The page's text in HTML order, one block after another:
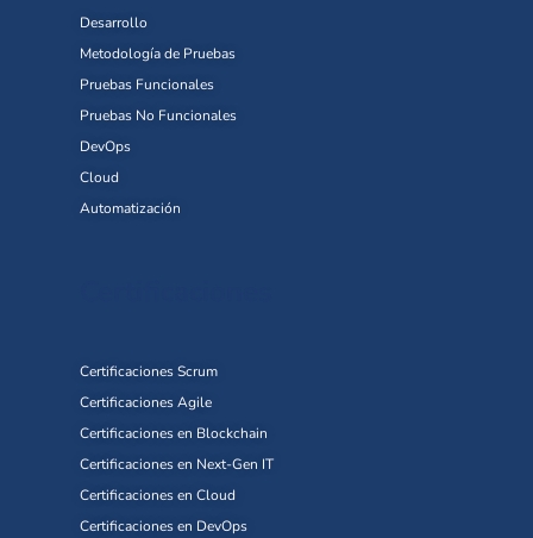
Desarrollo
Metodología de Pruebas
Pruebas Funcionales
Pruebas No Funcionales
DevOps
Cloud
Automatización
Certificaciones Scrum
Certificaciones Agile
Certificaciones en Blockchain
Certificaciones en Next-Gen IT
Certificaciones en Cloud
Certificaciones en DevOps